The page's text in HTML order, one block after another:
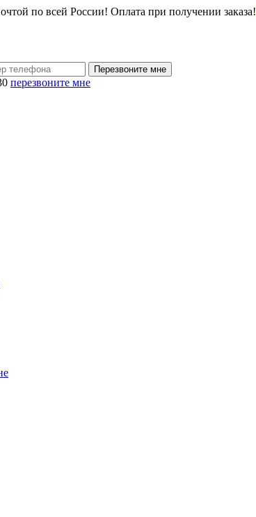
по всей России! Оплата при получении заказа!
перезвоните мне